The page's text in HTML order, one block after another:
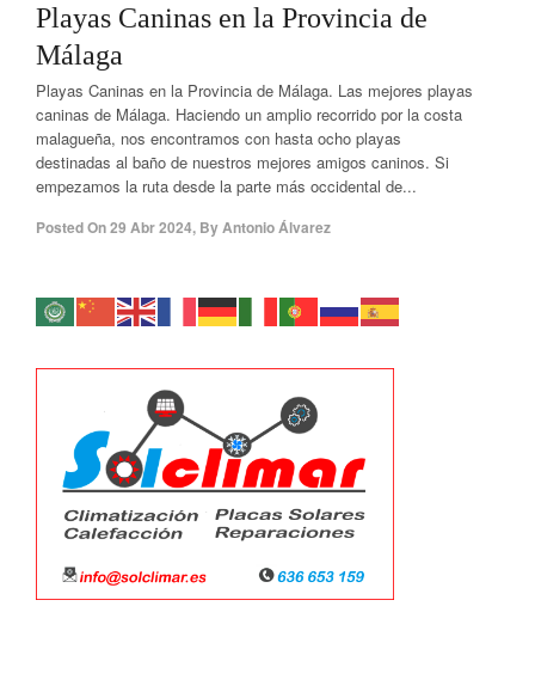
Playas Caninas en la Provincia de
Málaga
Playas Caninas en la Provincia de Málaga. Las mejores playas
caninas de Málaga. Haciendo un amplio recorrido por la costa
malagueña, nos encontramos con hasta ocho playas
destinadas al baño de nuestros mejores amigos caninos. Si
empezamos la ruta desde la parte más occidental de...
Posted On29 Abr 2024, ByAntonio Álvarez